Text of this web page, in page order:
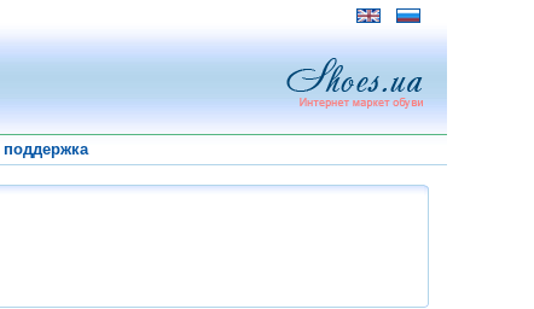
поддержка